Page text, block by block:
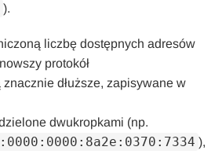
).
liczbę dostępnych adresów
protokół
znacznie dłuższe, zapisywane w
dwukropkami (np.
),